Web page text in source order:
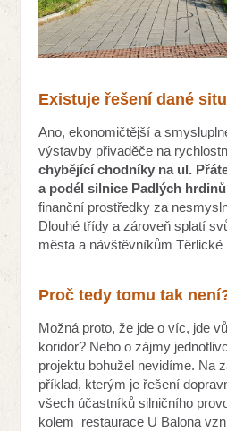
Existuje řešení dané
Ano, ekonomičtější a
výstavby přivaděče na
chybějící chodníky na ul.
a podél silnice Padlých hrdinů
finanční prostředky za
Dlouhé třídy a zároveň splatí
města a návštěvníkům Těrlické
Proč tedy tomu tak
Možná proto, že jde o víc, jde
koridor? Nebo o zájmy
projektu bohužel nevidíme. Na
příklad, kterým je řešení
všech účastníků silničního
kolem restaurace U Balona